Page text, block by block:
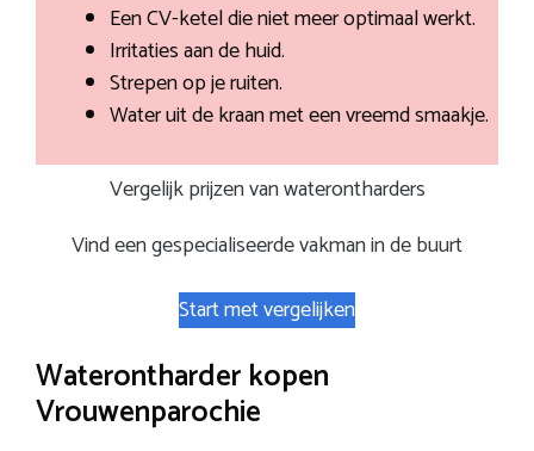
Een CV-ketel die niet meer optimaal werkt.
Irritaties aan de huid.
Strepen op je ruiten.
Water uit de kraan met een vreemd smaakje.
Vergelijk prijzen van waterontharders
Vind een gespecialiseerde vakman in de buurt
Start met vergelijken
Waterontharder kopen
Vrouwenparochie